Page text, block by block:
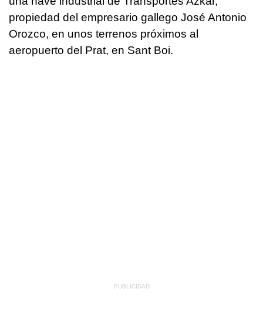
propiedad del empresario gallego José Antonio
Orozco, en unos terrenos próximos al
aeropuerto del Prat, en Sant Boi.